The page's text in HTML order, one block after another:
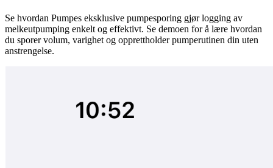
Se hvordan Pumpes eksklusive pumpesporing gjør logging av
melkeutpumping enkelt og effektivt. Se demoen for å lære hvordan
du sporer volum, varighet og opprettholder pumperutinen din uten
anstrengelse.